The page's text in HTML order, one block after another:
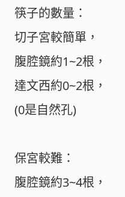
筷子的數量：
切子宮較簡單，
腹腔鏡約1~2根，
達文西約0~2根，
(0是自然孔)
保宮較難：
腹腔鏡約3~4根，